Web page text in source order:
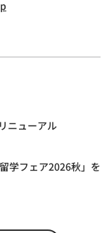
ニューアル
学フェア2026秋」を